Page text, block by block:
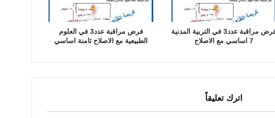
فرض مراقبة عدد3 في التربية المدنية
7 اساسي مع الاصلاح
فرض مراقبة عدد3 في العلوم
الطبيعية مع الاصلاح ثامنة اساسي
اترك تعليقاً